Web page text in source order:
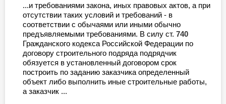
...и требованиями закона, иных правовых актов, а при
отсутствии таких условий и требований - в
соответствии с обычаями или иными обычно
предъявляемыми требованиями. В силу ст. 740
Гражданского кодекса Российской Федерации по
договору строительного подряда подрядчик
обязуется в установленный договором срок
построить по заданию заказчика определенный
объект либо выполнить иные строительные работы,
а заказчик ...